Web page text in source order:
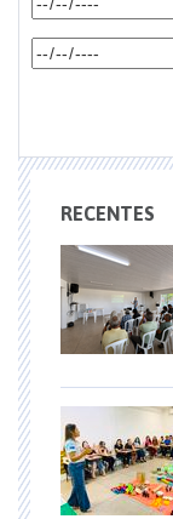
RECENTES